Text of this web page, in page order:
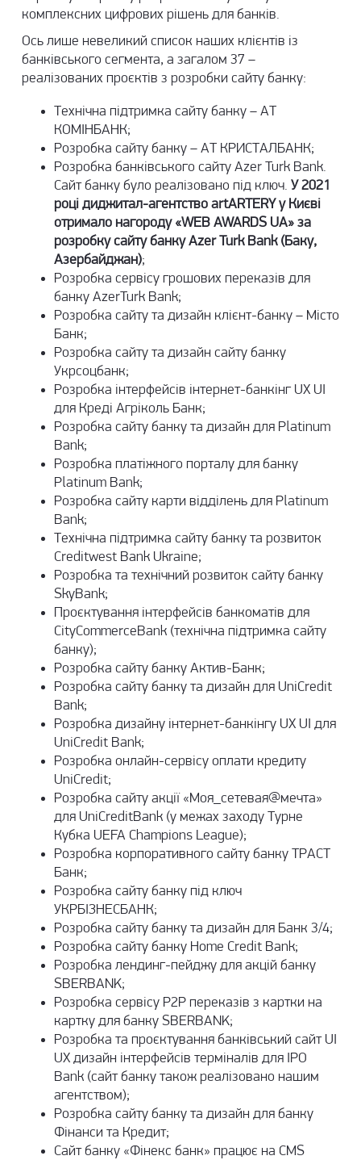
комплексних цифрових рішень для банків.
Ось лише невеликий список наших клієнтів із
банківського сегмента, а загалом 37 –
реалізованих проєктів з розробки сайту банку:
Технічна підтримка сайту банку– АТ
КОМІНБАНК;
Розробка сайту банку – АТ КРИСТАЛБАНК;
Розробка банківського сайту Azer Turk Bank.
Сайт банку було реалізовано під ключ. У 2021
році диджитал-агентство artARTERY у Києві
отримало нагороду «WEB AWARDS UA» за
розробку сайту банку Azer Turk Bank (Баку,
Азербайджан);
Розробка сервісу грошових переказів для
банку AzerTurk Bank;
Розробка сайту та дизайн клієнт-банку – Місто
Банк;
Розробка сайту та дизайн сайту банку
Укрсоцбанк;
Розробка інтерфейсів інтернет-банкінг UX UI
для Креді Агріколь Банк;
Розробка сайту банку та дизайн для Platinum
Bank;
Розробка платіжного порталу для банку
Platinum Bank;
Розробка сайту карти відділень для Platinum
Bank;
Технічна підтримка сайту банку та розвиток
Creditwest Bank Ukraine;
Розробка та технічний розвиток сайту банку
SkyBank;
Проєктування інтерфейсів банкоматів для
CityCommerceBank (технічна підтримка сайту
банку);
Розробка сайту банку Актив-Банк;
Розробка сайту банку та дизайн для UniCredit
Bank;
Розробка дизайну інтернет-банкінгу UX UI для
UniCredit Bank;
Розробка онлайн-сервісу оплати кредиту
UniCredit;
Розробка сайту акції «Моя_сетевая@мечта»
для UniCreditBank (у межах заходу Турне
Кубка UEFA Champions League);
Розробка корпоративного сайтубанку ТРАСТ
Банк;
Розробка сайту банку під ключ
УКРБIЗНЕСБАНК;
Розробка сайту банку та дизайн для Банк 3/4;
Розробка сайту банку Home Credit Bank;
Розробка лендинг-пейджу для акцій банку
SBERBANK;
Розробка сервісу P2P переказів з картки на
картку для банку SBERBANK;
Розробка та проєктування банківський сайт UI
UX дизайн інтерфейсів терміналів для IPO
Bank (сайт банку також реалізовано нашим
агентством);
Розробка сайту банку та дизайн для банку
Фінанси та Кредит;
Сайт банку «Фінекс банк» працює на CMS